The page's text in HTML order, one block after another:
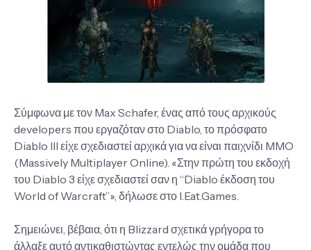
Σύμφωνα με τον Max Schafer, ένας από τους αρχικούς
developers που εργαζόταν στο Diablo, το πρόσφατο
Diablo III είχε σχεδιαστεί αρχικά για να είναι παιχνίδι MMO
(Massively Multiplayer Online). «Στην πρώτη του εκδοχή
του Diablo 3 είχε σχεδιαστεί σαν η “Diablo έκδοση του
World of Warcraft”», δήλωσε στο I.Eat.Games.
Σημειώνει, βέβαια, ότι η Blizzard σχετικά γρήγορα το
άλλαξε αυτό αντικαθιστώντας εντελώς την ομάδα που